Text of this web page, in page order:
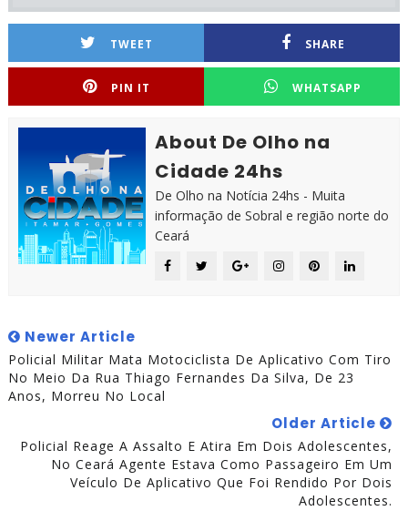
TWEET SHARE
PIN IT WHATSAPP
About De Olho na
Cidade 24hs
De Olho na Notícia 24hs - Muita
informação de Sobral e região norte do
Ceará
Newer Article
Policial Militar Mata Motociclista De Aplicativo Com Tiro
No Meio Da Rua Thiago Fernandes Da Silva, De 23
Anos, Morreu No Local
Older Article
Policial Reage A Assalto E Atira Em Dois Adolescentes,
No Ceará Agente Estava Como Passageiro Em Um
Veículo De Aplicativo Que Foi Rendido Por Dois
Adolescentes.